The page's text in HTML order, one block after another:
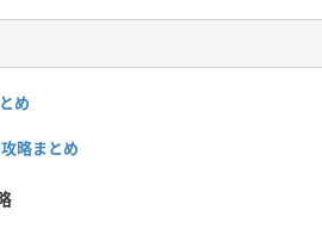
め
略まとめ